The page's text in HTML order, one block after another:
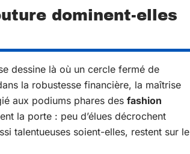
dominent-elles
dessine là où un cercle fermé de
la robustesse financière, la maîtrise
aux podiums phares des fashion
la porte : peu d’élues décrochent
talentueuses soient-elles, restent sur le